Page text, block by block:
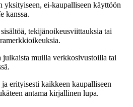
yksityiseen, ei-kaupalliseen käyttöön
kanssa.
tekijänoikeusviittauksia tai
julkaista muilla verkkosivustoilla tai
erityisesti kaikkeen kaupalliseen
antama kirjallinen lupa.